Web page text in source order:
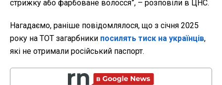
стрижку або фарбоване волосся”, – розповіли в ЦНС.
Нагадаємо, раніше повідомлялося, що з січня 2025
року на ТОТ загарбники посилять тиск на українців,
які не отримали російський паспорт.